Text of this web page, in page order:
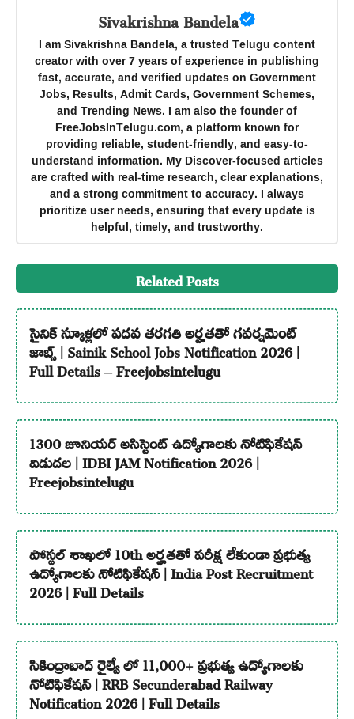
Sivakrishna Bandela
I am Sivakrishna Bandela, a trusted Telugu content
creator with over 7 years of experience in publishing
fast, accurate, and verified updates on Government
Jobs, Results, Admit Cards, Government Schemes,
and Trending News. I am also the founder of
FreeJobsInTelugu.com, a platform known for
providing reliable, student-friendly, and easy-to-
understand information. My Discover-focused articles
are crafted with real-time research, clear explanations,
and a strong commitment to accuracy. I always
prioritize user needs, ensuring that every update is
helpful, timely, and trustworthy.
Related Posts
సైనిక్ స్కూళ్లలో పదవ తరగతి అర్హతతో గవర్నమెంట్
జాబ్స్ | Sainik School Jobs Notification 2026 |
Full Details – Freejobsintelugu
1300 జూనియర్ అసిస్టెంట్ ఉద్యోగాలకు నోటిఫికేషన్
విడుదల | IDBI JAM Notification 2026 |
Freejobsintelugu
పోస్టల్ శాఖలో 10th అర్హతతో పరీక్ష లేకుండా ప్రభుత్వ
ఉద్యోగాలకు నోటిఫికేషన్ | India Post Recruitment
2026 | Full Details
సికింద్రాబాద్ రైల్వే లో 11,000+ ప్రభుత్వ ఉద్యోగాలకు
నోటిఫికేషన్ | RRB Secunderabad Railway
Notification 2026 | Full Details